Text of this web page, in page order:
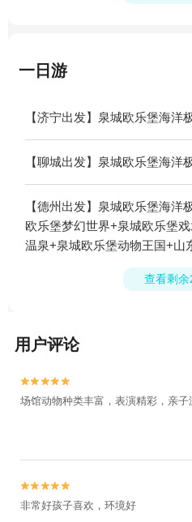
一日游
【济宁出发】泉城欧乐堡海洋
【聊城出发】泉城欧乐堡海洋
【德州出发】泉城欧乐堡海洋
欧乐堡梦幻世界+泉城欧乐堡
温泉+泉城欧乐堡动物王国+山
度假区+华林园风景区1日游
查看剩余
用户评论


场馆动物种类丰富，表演精彩，亲子


非常好孩子喜欢，环境好